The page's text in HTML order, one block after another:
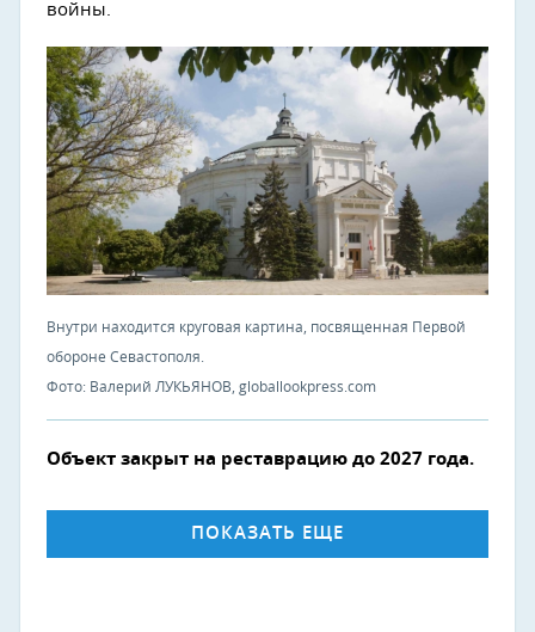
войны.
Внутри находится круговая картина, посвященная Первой
обороне Севастополя.
Фото: Валерий ЛУКЬЯНОВ, globallookpress.com
Объект закрыт на реставрацию до 2027 года.
ПОКАЗАТЬ ЕЩЕ